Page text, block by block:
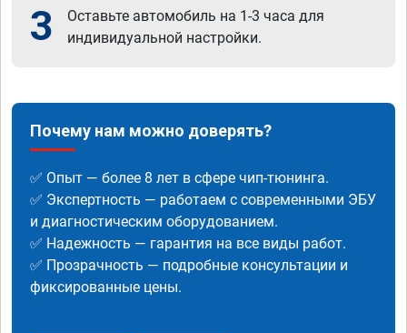
3
Оставьте автомобиль на 1-3 часа для
индивидуальной настройки.
Почему нам можно доверять?
✅ Опыт — более 8 лет в сфере чип-тюнинга.
✅ Экспертность — работаем с современными ЭБУ
и диагностическим оборудованием.
✅ Надежность — гарантия на все виды работ.
✅ Прозрачность — подробные консультации и
фиксированные цены.